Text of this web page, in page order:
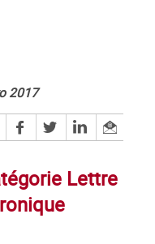
2017
Lettre